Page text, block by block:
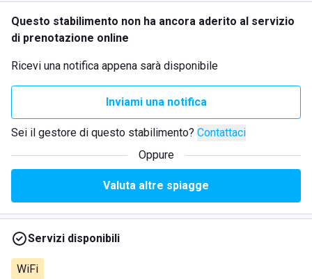
Questo stabilimento non ha ancora aderito al servizio
di prenotazione online
Ricevi una notifica appena sarà disponibile
Inviami una notifica
Sei il gestore di questo stabilimento? Contattaci
Oppure
Valuta altre spiagge
Servizi disponibili
WiFi